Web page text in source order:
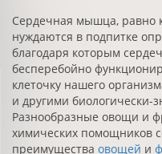
Сердечная мышца, равно
нуждаются в подпитке
благодаря которым
бесперебойно
клеточку нашего
и другими
Разнообразные овощи и
химических помощников
преимущества овощей и